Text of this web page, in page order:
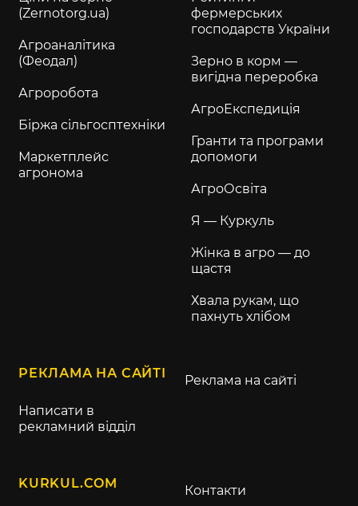
(Zernotorg.ua)
Агроаналітика
(Феодал)
Агроробота
Біржа сільгосптехніки
Маркетплейс
агронома
фермерських
господарств України
Зерно в корм —
вигідна переробка
АгроЕкспедиція
Гранти та програми
допомоги
АгроОсвіта
Я — Куркуль
Жінка в агро — до
щастя
Хвала рукам, що
пахнуть хлібом
РЕКЛАМА НА САЙТІ
Написати в
рекламний відділ
Реклама на сайті
KURKUL.COM Контакти